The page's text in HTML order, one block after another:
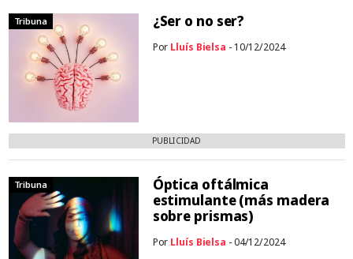
Tribuna ¿Ser o no ser?
Por Lluís Bielsa - 10/12/2024
PUBLICIDAD
Tribuna
Óptica oftálmica
estimulante (más madera
sobre prismas)
Por Lluís Bielsa - 04/12/2024